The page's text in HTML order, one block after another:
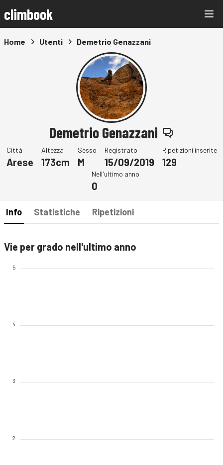
climbook
Home Utenti Demetrio Genazzani
Demetrio Genazzani
Città
Arese
Altezza
173cm
Sesso
M
Registrato
15/09/2019
Ripetizioni inserite
129
Nell'ultimo anno
0
Info Statistiche Ripetizioni
Vie per grado nell'ultimo anno
5
4
3
2